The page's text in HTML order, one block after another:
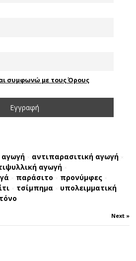
συμφωνώ με τους Όρους
αγωγή αντιπαρασιτική αγωγή
αγωγή
παράσιτο προνύμφες
τσίμπημα
υπολειμματική
Next »